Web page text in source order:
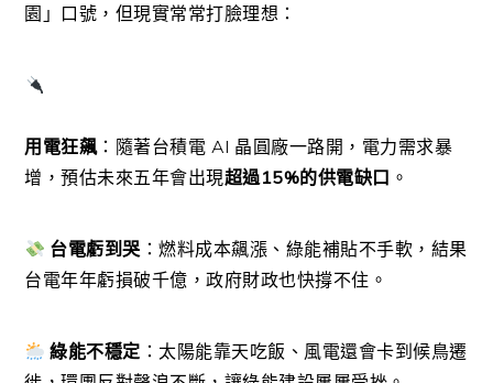
園」口號，但現實常常打臉理想：
用電狂飆：隨著台積電 AI 晶圓廠一路開，電力需求暴
增，預估未來五年會出現超過15%的供電缺口 。
台電虧到哭 ：燃料成本飆漲、綠能補貼不手軟，結果
台電年年虧損破千億，政府財政也快撐不住。
綠能不穩定 ：太陽能靠天吃飯、風電還會卡到候鳥遷